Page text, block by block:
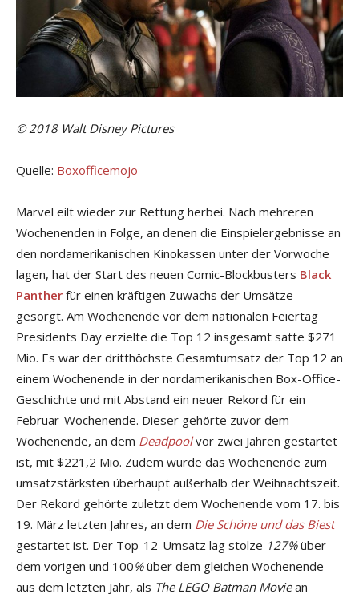
© 2018 Walt Disney Pictures
Quelle: Boxofficemojo
Marvel eilt wieder zur Rettung herbei. Nach mehreren
Wochenenden in Folge, an denen die Einspielergebnisse an
den nordamerikanischen Kinokassen unter der Vorwoche
lagen, hat der Start des neuen Comic-Blockbusters Black
Panther für einen kräftigen Zuwachs der Umsätze
gesorgt. Am Wochenende vor dem nationalen Feiertag
Presidents Day erzielte die Top 12 insgesamt satte $271
Mio. Es war der dritthöchste Gesamtumsatz der Top 12 an
einem Wochenende in der nordamerikanischen Box-Office-
Geschichte und mit Abstand ein neuer Rekord für ein
Februar-Wochenende. Dieser gehörte zuvor dem
Wochenende, an dem Deadpoolvor zwei Jahren gestartet
ist, mit $221,2 Mio. Zudem wurde das Wochenende zum
umsatzstärksten überhaupt außerhalb der Weihnachtszeit.
Der Rekord gehörte zuletzt dem Wochenende vom 17. bis
19. März letzten Jahres, an dem Die Schöne und das Biest
gestartet ist. Der Top-12-Umsatz lag stolze 127%über
dem vorigen und 100%über dem gleichen Wochenende
aus dem letzten Jahr, als The LEGO Batman Moviean